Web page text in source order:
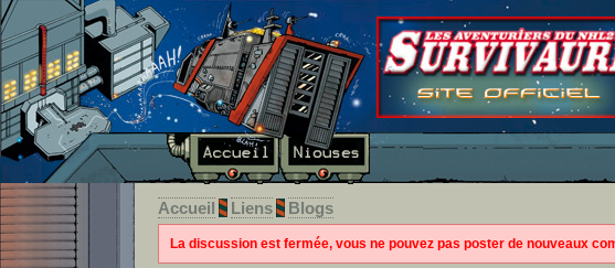
Accueil Liens Blogs
La discussion est fermée, vous ne pouvez pas poster de nouveaux